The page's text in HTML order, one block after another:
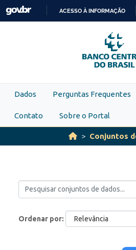
Skip to main content
PARA
O
ACESSO À INFORMAÇÃO
Dados Perguntas Frequentes
Contato Sobre o Portal
Conjuntos
Ordenar por